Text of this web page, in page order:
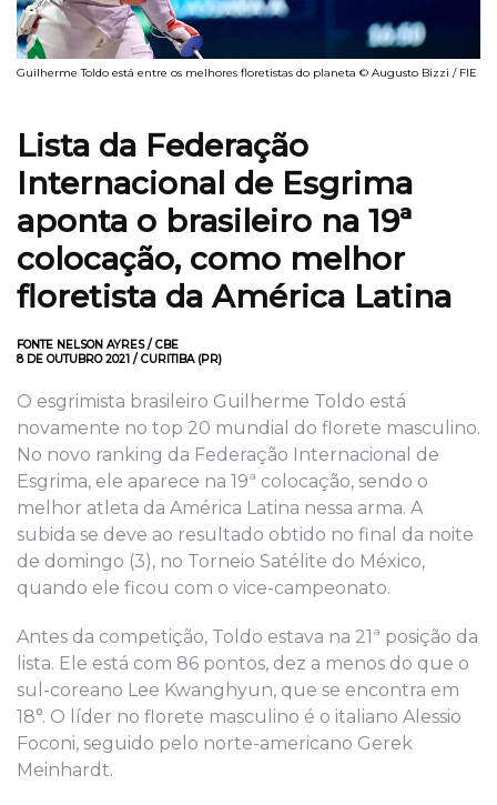
Guilherme Toldo está entre os melhores floretistas do planeta © Augusto Bizzi / FIE
Lista da Federação
Internacional de Esgrima
aponta o brasileiro na 19ª
colocação, como melhor
floretista da América Latina
FONTE NELSON AYRES / CBE
8 DE OUTUBRO 2021 / CURITIBA (PR)
O esgrimista brasileiro Guilherme Toldo está
novamente no top 20 mundial do florete masculino.
No novo ranking da Federação Internacional de
Esgrima, ele aparece na 19ª colocação, sendo o
melhor atleta da América Latina nessa arma. A
subida se deve ao resultado obtido no final da noite
de domingo (3), no Torneio Satélite do México,
quando ele ficou com o vice-campeonato.
Antes da competição, Toldo estava na 21ª posição da
lista. Ele está com 86 pontos, dez a menos do que o
sul-coreano Lee Kwanghyun, que se encontra em
18°. O líder no florete masculino é o italiano Alessio
Foconi, seguido pelo norte-americano Gerek
Meinhardt.